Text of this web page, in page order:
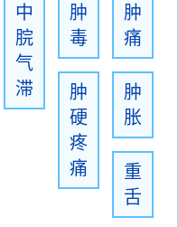
中
脘
气
滞
肿
毒
肿
痛
肿
硬
疼
痛
肿
胀
重
舌